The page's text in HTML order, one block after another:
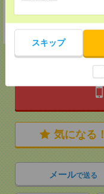
スキップ
気になる！
メールで送る